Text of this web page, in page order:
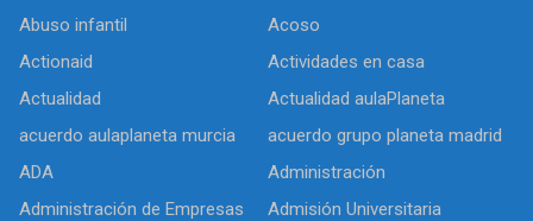
Abuso infantil
Acoso
Actionaid
Actividades en casa
Actualidad
Actualidad aulaPlaneta
acuerdo aulaplaneta murcia
acuerdo grupo planeta madrid
ADA
Administración
Administración de Empresas
Admisión Universitaria